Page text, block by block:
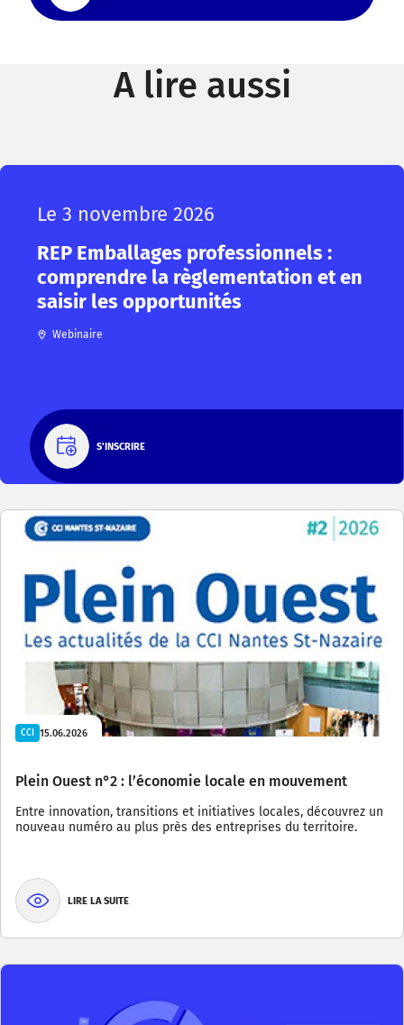
A lire aussi
Le 3 novembre 2026
REP Emballages professionnels :
comprendre la règlementation et en
saisir les opportunités
Webinaire
S'INSCRIRE
CCI 15.06.2026
Plein Ouest n°2 : l’économie locale en mouvement
Entre innovation, transitions et initiatives locales, découvrez un
nouveau numéro au plus près des entreprises du territoire.
LIRE LA SUITE